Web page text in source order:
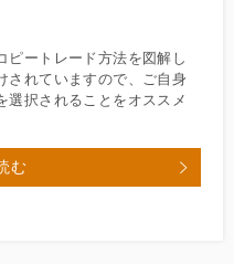
ピートレード方法を図解し
されていますので、ご自身
選択されることをオススメ
む